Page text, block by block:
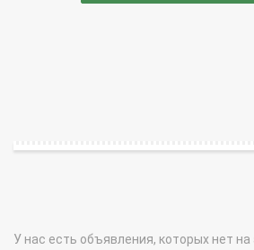
У нас есть объявления, которых нет на